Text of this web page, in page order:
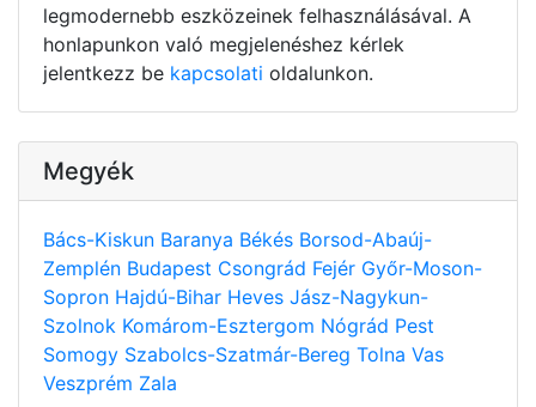
legmodernebb eszközeinek felhasználásával. A
honlapunkon való megjelenéshez kérlek
jelentkezz be kapcsolati oldalunkon.
Megyék
Bács-Kiskun Baranya Békés Borsod-Abaúj-
Zemplén Budapest Csongrád Fejér Győr-Moson-
Sopron Hajdú-Bihar Heves Jász-Nagykun-
Szolnok Komárom-Esztergom Nógrád Pest
Somogy Szabolcs-Szatmár-Bereg Tolna Vas
Veszprém Zala